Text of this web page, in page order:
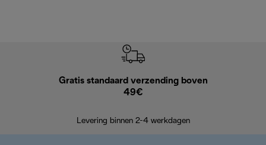
Gratis standaard verzending boven
49€
Levering binnen 2-4 werkdagen